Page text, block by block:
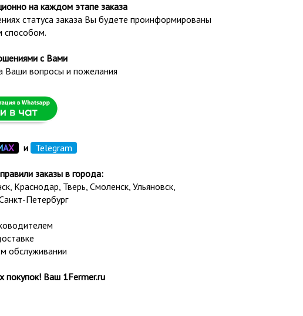
на каждом этапе заказа
статуса заказа Вы будете проинформированы
с Вами
Ваши вопросы и пожелания
АХ и Telegram
заказы в города:
, Краснодар, Тверь, Смоленск, Ульяновск,
Петербург
обслуживании
покупок! Ваш 1Fermer.ru